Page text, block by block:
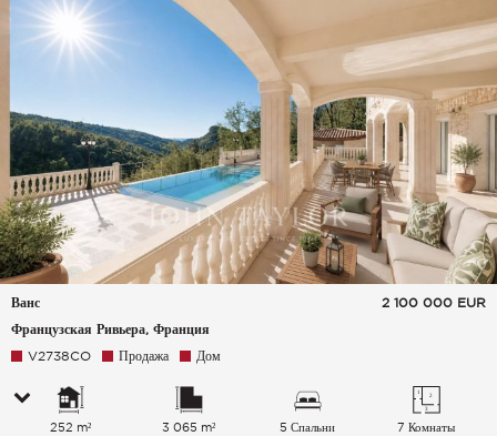
Ванс
Французская Ривьера, Франция
2 100 000 EUR
V2738CO Продажа Дом
252 m² 3 065 m² 5 Спальни 7 Комнаты